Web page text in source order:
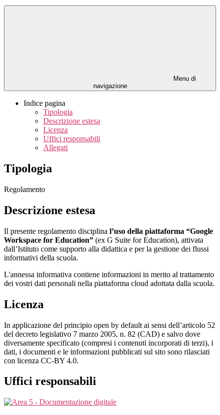
Menu di
navigazione
Indice pagina
Tipologia
Descrizione estesa
Licenza
Uffici responsabili
Allegati
Tipologia
Regolamento
Descrizione estesa
Il presente regolamento disciplina l’uso della piattaforma “Google
Workspace for Education” (ex G Suite for Education), attivata
dall’Istituto come supporto alla didattica e per la gestione dei flussi
informativi della scuola.
L'annessa informativa contiene informazioni in merito al trattamento
dei vostri dati personali nella piattaforma cloud adottata dalla scuola.
Licenza
In applicazione del principio open by default ai sensi dell’articolo 52
del decreto legislativo 7 marzo 2005, n. 82 (CAD) e salvo dove
diversamente specificato (compresi i contenuti incorporati di terzi), i
dati, i documenti e le informazioni pubblicati sul sito sono rilasciati
con licenza CC-BY 4.0.
Uffici responsabili